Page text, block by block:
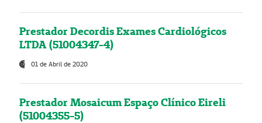
Prestador Decordis Exames Cardiológicos
LTDA (51004347-4)
01 de Abril de 2020
Prestador Mosaicum Espaço Clínico Eireli
(51004355-5)